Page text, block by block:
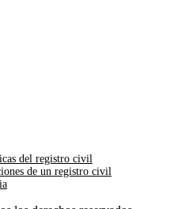
del registro civil
de un registro civil